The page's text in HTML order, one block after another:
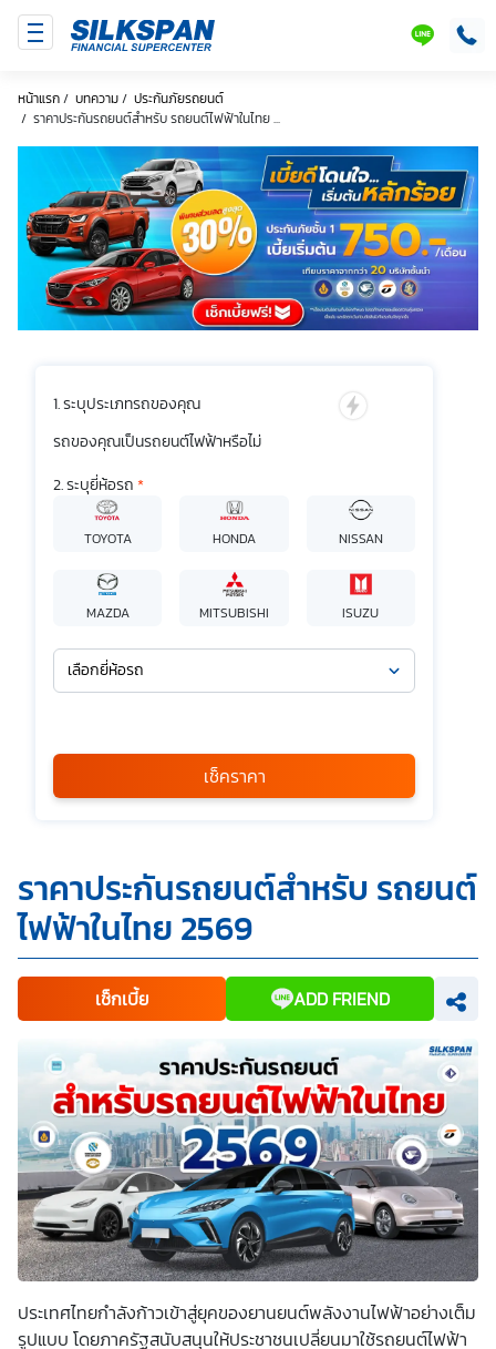
หน้าแรก/ บทความ/ ประกันภัยรถยนต์
/ ราคาประกันรถยนต์สำหรับ รถยนต์ไฟฟ้าในไทย ...
ระบุประเภทรถของคุณ
รถของคุณเป็นรถยนต์ไฟฟ้าหรือไม่
ระบุยี่ห้อรถ *
TOYOTA HONDA NISSAN
MAZDA MITSUBISHI ISUZU
เลือกยี่ห้อรถ
กรุณาเลือก
*
ข้าพเจ้ารับทราบนโยบายคุ้มครองข้อมูลส่วนบุคคล และยินยอมให้
บริษัท SILKSPAN อินชัวรันซ์ โบรกเกอร์เรจ จำกัด รวมถึงบริษัท
ในเครือที่เกี่ยวข้องกัน ตลอดจนคู่ค้าทางธุรกิจและ/หรือ
พันธมิตรของบริษัทเหล่านี้ สามารถเก็บ ใช้ และ/หรือ เปิดเผย
ข้อมูลส่วนบุคคลและข้อมูลส่วนบุคคลที่มีความอ่อนไหวของ
ข้าพเจ้า เพื่อวัตถุประสงค์ในการดำเนินการติดต่อและนำเสนอ
ข้อมูลสำหรับการขายผลิตภัณฑ์ การจัดทำรายการส่งเสริมการ
ขายและการตลาด แจ้งสิทธิประโยชน์หรือข่าวสารต่างๆ แจ้ง
ข้อมูลเกี่ยวกับผลิตภัณฑ์ หรือกรมธรรม์ประกันภัย การใช้ข้อมูล
เพื่อพัฒนาผลิตภัณฑ์หรือบริการต่างๆ หรือเพื่อกิจกรรมอื่นๆ
ท่านสามารถอ่านรายละเอียดนโยบายคุ้มครองข้อมูลส่วนบุคคล
และสิทธิของเจ้าของข้อมูลส่วนบุคคลได้ที่เว็บไซต์
คำประกาศ
เกี่ยวกับความเป็นส่วนตัวก่อนให้ความยินยอม ทั้งนี้ ก่อนการ
แสดงเจตนา ข้าพเจ้าได้อ่านรายละเอียดจากเอกสารชี้แจงข้อมูล
หรือได้รับคำอธิบายจากหน่วยงานถึงวัตถุประสงค์ในการเก็บ
รวบรวม ใช้หรือเปิดเผยข้อมูลส่วนบุคคล (“ประมวลผลข้อมูล
ส่วนบุคคล”) และมีความเข้าใจดีแล้ว ข้าพเจ้าให้ความยินยอมหรือ
ปฏิเสธไม่ให้ความยินยอมในเอกสารนี้ด้วยความสมัครใจ
ปราศจากการบังคับหรือชักจูง และข้าพเจ้าทราบว่าข้าพเจ้า
สามารถถอนความยินยอมนี้เสียเมื่อใดก็ได้ เว้นแต่ในกรณีมีข้อ
จำกัดสิทธิตามกฎหมายหรือยังมีสัญญาระหว่างข้าพเจ้ากับ
สถาบันที่ให้ประโยชน์แก่ข้าพเจ้าอยู่ กรณีที่ข้าพเจ้าประสงค์จะไม่
ให้ความยินยอม ข้าพเจ้าเข้าใจและยอมรับว่า การไม่ให้ความ
ยินยอมจะมีผลทำให้ข้าพเจ้า (เช่น ข้าพเจ้าอาจได้รับความสะดวก
การใช้งานบางอย่างได้ เป็นต้น) และข้าพเจ้าทราบว่าการถอน
ความยินยอมดังกล่าว ไม่มีผลกระทบต่อการประมวลผลข้อมูล
เช็คราคา
ราคาประกันรถยนต์สำหรับ รถยนต์
ไฟฟ้าในไทย 2569
เช็กเบี้ย ADD FRIEND
ประเทศไทยกำลังก้าวเข้าสู่ยุคของยานยนต์พลังงานไฟฟ้าอย่างเต็ม
รูปแบบ โดยภาครัฐสนับสนุนให้ประชาชนเปลี่ยนมาใช้รถยนต์ไฟฟ้า